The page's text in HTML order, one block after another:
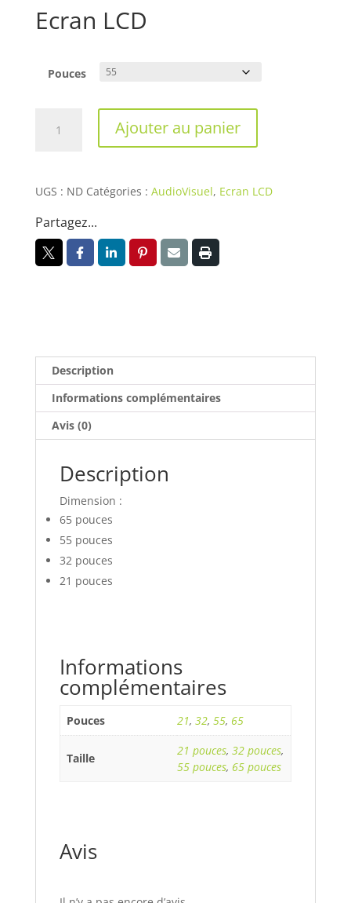
Ecran LCD
Pouces
Ajouter au panier
UGS : ND Catégories : AudioVisuel, Ecran LCD
Partagez...
Description
Informations complémentaires
Avis (0)
Description
Dimension :
65 pouces
55 pouces
32 pouces
21 pouces
Informations
complémentaires
Pouces 21, 32, 55, 65
Taille
21 pouces, 32 pouces,
55 pouces, 65 pouces
Avis